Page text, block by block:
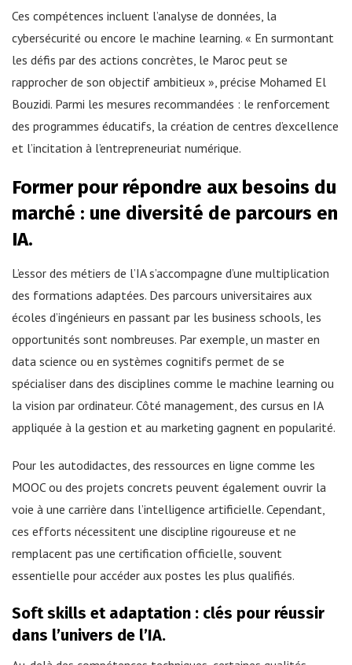
Ces compétences incluent l’analyse de données, la
cybersécurité ou encore le machine learning. « En surmontant
les défis par des actions concrètes, le Maroc peut se
rapprocher de son objectif ambitieux », précise Mohamed El
Bouzidi. Parmi les mesures recommandées : le renforcement
des programmes éducatifs, la création de centres d’excellence
et l’incitation à l’entrepreneuriat numérique.
Former pour répondre aux besoins du
marché : une diversité de parcours en
IA.
L’essor des métiers de l’IA s’accompagne d’une multiplication
des formations adaptées. Des parcours universitaires aux
écoles d’ingénieurs en passant par les business schools, les
opportunités sont nombreuses. Par exemple, un master en
data science ou en systèmes cognitifs permet de se
spécialiser dans des disciplines comme le machine learning ou
la vision par ordinateur. Côté management, des cursus en IA
appliquée à la gestion et au marketing gagnent en popularité.
Pour les autodidactes, des ressources en ligne comme les
MOOC ou des projets concrets peuvent également ouvrir la
voie à une carrière dans l’intelligence artificielle. Cependant,
ces efforts nécessitent une discipline rigoureuse et ne
remplacent pas une certification officielle, souvent
essentielle pour accéder aux postes les plus qualifiés.
Soft skills et adaptation : clés pour réussir
dans l’univers de l’IA.